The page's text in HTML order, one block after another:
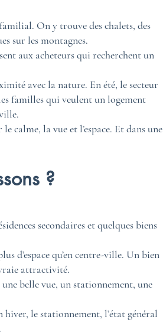
On y trouve des chalets, des
sur les montagnes.
aux acheteurs qui recherchent un
avec la nature. En été, le secteur
familles qui veulent un logement
calme, la vue et l’espace. Et dans une
?
secondaires et quelques biens
d’espace qu’en centre-ville. Un bien
attractivité.
belle vue, un stationnement, une
hiver, le stationnement, l’état général